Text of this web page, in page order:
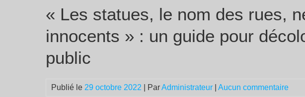
« Les statues, le nom des rues,
innocents » : un guide pour
public
Publié le 29 octobre 2022 | ParAdministrateur Aucun commentaire